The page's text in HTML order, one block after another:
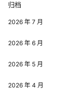
归档
2026 年 7 月
2026 年 6 月
2026 年 5 月
2026 年 4 月